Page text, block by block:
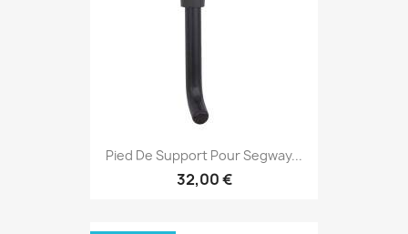
Pied De Support Pour Segway...
32,00 €